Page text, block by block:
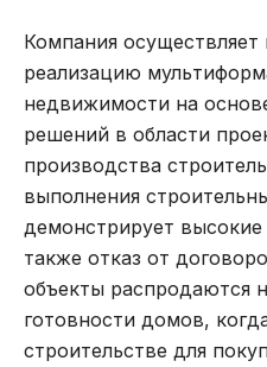
Компания
реализацию
недвижимости на
решений в области
производства
выполнения
демонстрирует
также отказ от
объекты распродаются
готовности домов,
строительстве для